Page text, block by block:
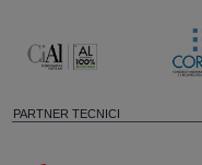
PARTNER TECNICI